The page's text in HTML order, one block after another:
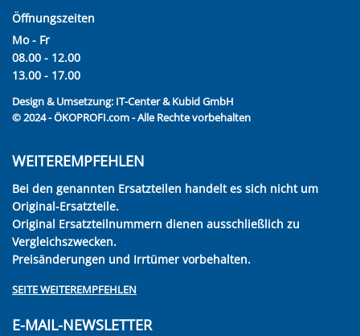
Öffnungszeiten
Mo - Fr
08.00 - 12.00
13.00 - 17.00
Design & Umsetzung: IT-Center & Kubid GmbH
© 2024 - ÖKOPROFI.com - Alle Rechte vorbehalten
WEITEREMPFEHLEN
Bei den genannten Ersatzteilen handelt es sich nicht um
Original-Ersatzteile.
Original Ersatzteilnummern dienen ausschließlich zu
Vergleichszwecken.
Preisänderungen und Irrtümer vorbehalten.
SEITE WEITEREMPFEHLEN
E-MAIL-NEWSLETTER